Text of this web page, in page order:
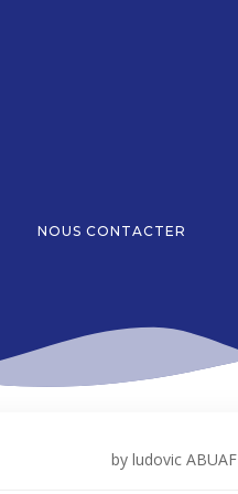
NOUS CONTACTER
by ludovic ABUAF